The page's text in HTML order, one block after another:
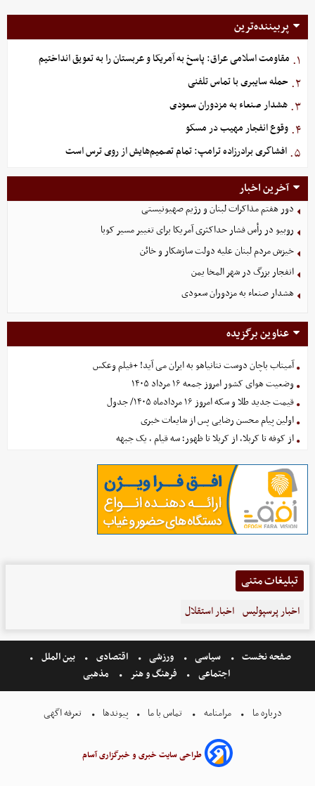
پربیننده‌ترین
۱. مقاومت اسلامی عراق: پاسخ به آمریکا و عربستان را به تعویق انداختیم
۲. حمله سایبری با تماس تلفنی
۳. هشدار صنعاء به مزدوران سعودی
۴. وقوع انفجار مهیب در مسکو
۵. افشاگری برادرزاده ترامپ: تمام تصمیم‌هایش از روی ترس است
آخرین اخبار
دور هفتم مذاکرات لبنان و رژیم صهیونیستی
روبیو در رأس فشار حداکثری آمریکا برای تغییر مسیر کوبا
خیزش مردم لبنان علیه دولت سازشکار و خائن
انفجار بزرگ در شهر المخا یمن
هشدار صنعاء به مزدوران سعودی
عناوین برگزیده
آمیتاب باچان دوست نتانیاهو به ایران می آید! +فیلم وعکس
وضعیت هوای کشور امروز جمعه ۱۶ مرداد ۱۴۰۵
قیمت جدید طلا و سکه امروز ۱۶ مردادماه ۱۴۰۵/ جدول
اولین پیام محسن رضایی پس از شایعات خبری
از کوفه تا کربلا، از کربلا تا ظهور؛ سه قیام ، یک جبهه
تبلیغات متنی
اخبار پرسپولیس اخبار استقلال
صفحه نخست سیاسی ورزشی اقتصادی
بین الملل
اجتماعی
فرهنگ و هنر مذهبی
درباره ما مرامنامه تماس با ما پیوندها تعرفه اگهی
طراحی سایت خبری و خبرگزاری آسام